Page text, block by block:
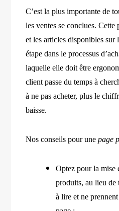
C’est la plus importante de
les ventes se conclues. Cette
et les articles disponibles sur
étape dans le processus
laquelle elle doit être
client passe du temps à
à ne pas acheter, plus le
baisse.
Nos conseils pour une page
Optez pour la mise
produits, au lieu de
à lire et ne